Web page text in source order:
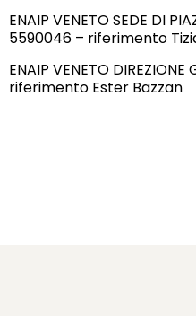
ENAIP VENETO SEDE DI
5590046 – riferimento
ENAIP VENETO DIREZIONE
riferimento Ester Bazzan